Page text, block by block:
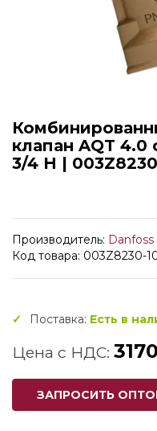
клапан AQT 4.0
3/4 Н | 003Z8230
Производитель: Danfoss
Код товара: 003Z8230-
Поставка: Есть в
Цена с НДС:
ЗАПРОСИТЬ